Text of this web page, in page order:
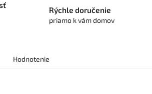
Rýchle doručenie
priamo k vám domov
Hodnotenie